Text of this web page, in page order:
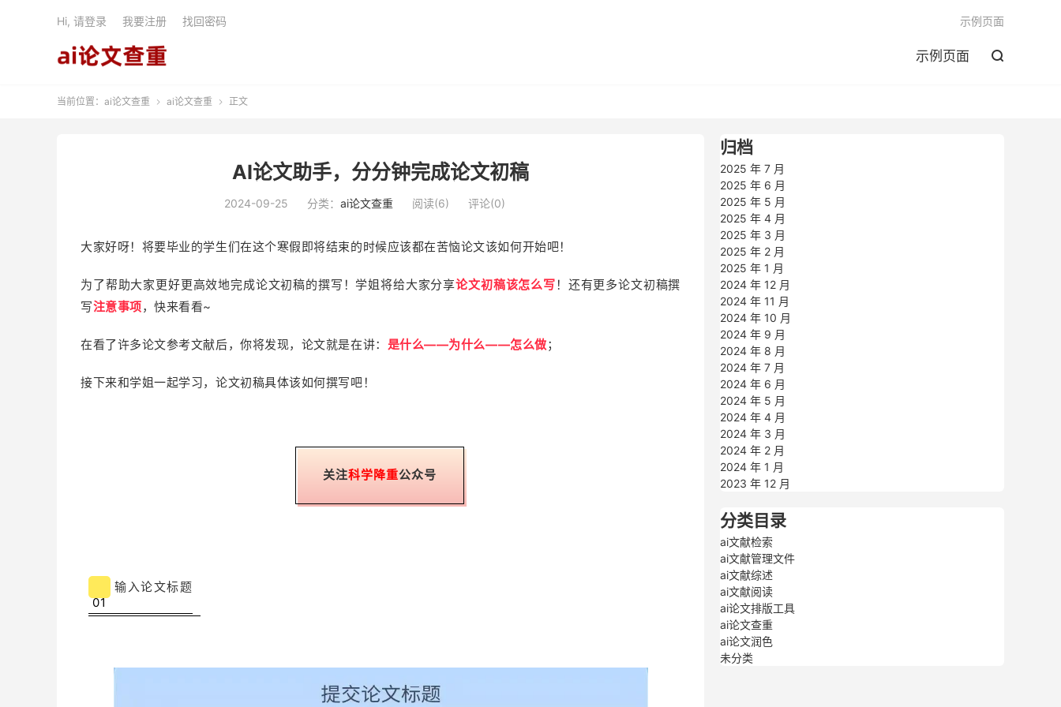
示例页面 
示例页面
Hi, 请登录 我要注册 找回密码
当前位置： ai论文查重  ai论文查重  正文
AI论文助手，分分钟完成论文初稿
2024-09-25 分类： ai论文查重 阅读(6) 评论(0)
大家好呀！将要毕业的学生们在这个寒假即将结束的时候应该都在苦恼论文该如何开始吧！
为了帮助大家更好更高效地完成论文初稿的撰写！学姐将给大家分享论文初稿该怎么写 ！还有更多论文初稿撰
写注意事项，快来看看~
在看了许多论文参考文献后，你将发现，论文就是在讲： 是什么——为什么——怎么做；
接下来和学姐一起学习，论文初稿具体该如何撰写吧！
关注科学降重公众号
01
输入论文标题
归档
2025 年 7 月
2025 年 6 月
2025 年 5 月
2025 年 4 月
2025 年 3 月
2025 年 2 月
2025 年 1 月
2024 年 12 月
2024 年 11 月
2024 年 10 月
2024 年 9 月
2024 年 8 月
2024 年 7 月
2024 年 6 月
2024 年 5 月
2024 年 4 月
2024 年 3 月
2024 年 2 月
2024 年 1 月
2023 年 12 月
分类目录
ai文献检索
ai文献管理文件
ai文献综述
ai文献阅读
ai论文排版工具
ai论文查重
ai论文润色
未分类